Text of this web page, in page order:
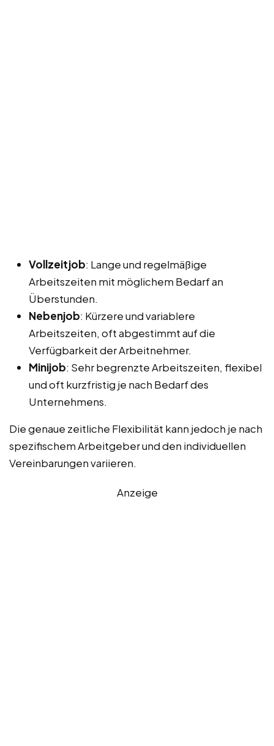
Vollzeitjob: Lange und regelmäßige
Arbeitszeiten mit möglichem Bedarf an
Überstunden.
Nebenjob: Kürzere und variablere
Arbeitszeiten, oft abgestimmt auf die
Verfügbarkeit der Arbeitnehmer.
Minijob: Sehr begrenzte Arbeitszeiten, flexibel
und oft kurzfristig je nach Bedarf des
Unternehmens.
Die genaue zeitliche Flexibilität kann jedoch je nach
spezifischem Arbeitgeber und den individuellen
Vereinbarungen variieren.
Anzeige